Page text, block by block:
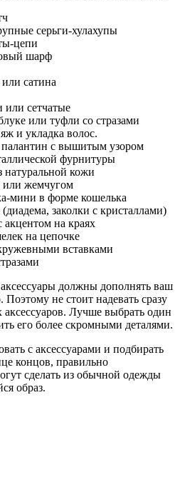
серьги-хулахупы
цепи
шарф
сатина
или сетчатые
или туфли со стразами
и укладка волос.
с вышитым узором
фурнитуры
кожи
или жемчугом
мини в форме кошелька
заколки с кристаллами)
на краях
на цепочке
вставками
должны дополнять ваш
Поэтому не стоит надевать сразу
Лучше выбрать один
его более скромными деталями.
с аксессуарами и подбирать
концов, правильно
сделать из обычной одежды
образ.